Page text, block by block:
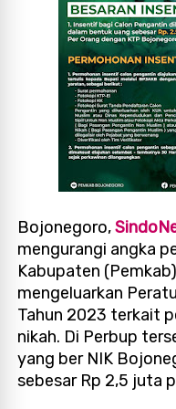
Bojonegoro,
mengurangi angka
Kabupaten
mengeluarkan
Tahun 2023 terkait
nikah. Di Perbup
yang ber NIK
sebesar Rp 2,5 juta